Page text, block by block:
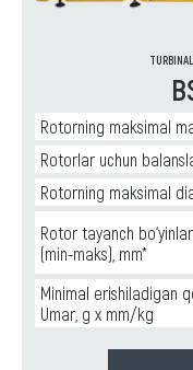
Rotorning maksimal
Rotorlar uchun
Rotorning maksimal
Rotor tayanch
(min-maks), mm*
Minimal erishiladigan
Umar, g x mm/kg